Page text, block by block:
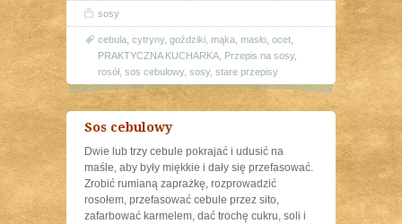
sosy
cebula cytryny, goździki mąka masło ocet
PRAKTYCZNA KUCHARKA Przepis na sosy,
rosół, sos cebulowy, sosy, stare przepisy
Sos cebulowy
Dwie lub trzy cebule pokrajać i udusić na
maśle, aby były miękkie i dały się przefasować.
Zrobić rumianą zaprażkę, rozprowadzić
rosołem, przefasować cebule przez sito,
zafarbować karmelem, dać trochę cukru, soli i